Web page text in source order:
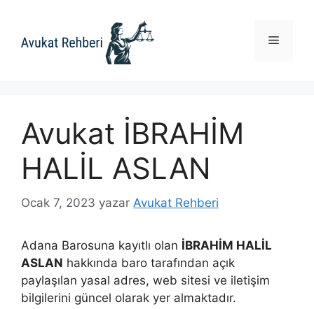
Menü
Avukat İBRAHİM
HALİL ASLAN
Ocak 7, 2023 yazar Avukat Rehberi
Adana Barosuna kayıtlı olan İBRAHİM HALİL
ASLAN hakkında baro tarafından açık
paylaşılan yasal adres, web sitesi ve iletişim
bilgilerini güncel olarak yer almaktadır.